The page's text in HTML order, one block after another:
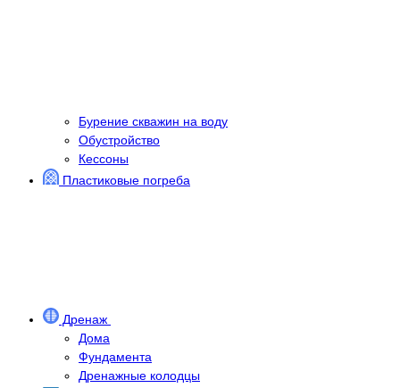
Бурение скважин на воду
Обустройство
Кессоны
Пластиковые погреба
Дренаж
Дома
Фундамента
Дренажные колодцы